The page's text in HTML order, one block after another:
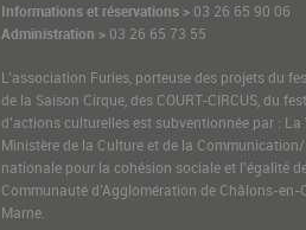
Informations et réservations > 03 26 65 90 06
Administration > 03 26 65 73 55
L’association Furies, porteuse des projets du
de la Saison Cirque, des COURT-CIRCUS, du
d’actions culturelles est subventionnée par :
Ministère de la Culture et de la Communication/
nationale pour la cohésion sociale et l’égalité
Communauté d’Agglomération de Châlons-
Marne.